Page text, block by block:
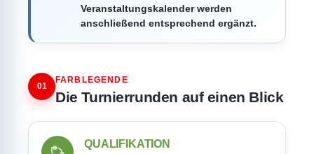
Veranstaltungskalender werden
anschließend entsprechend ergänzt.
01
FARBLEGENDE
Die Turnierrunden auf einen Blick
QUALIFIKATION